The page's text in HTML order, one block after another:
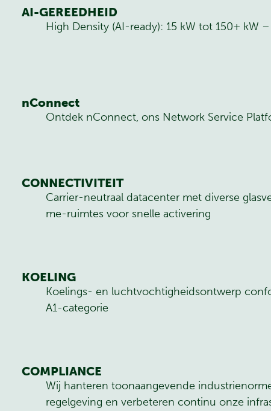
AI-GEREEDHEID
High Density (AI-ready): 15 kW tot 150+ kW
nConnect
Ontdek nConnect, ons Network Service
CONNECTIVITEIT
Carrier-neutraal datacenter met diverse
me-ruimtes voor snelle activering
KOELING
Koelings- en luchtvochtigheidsontwerp
A1-categorie
COMPLIANCE
Wij hanteren toonaangevende
regelgeving en verbeteren continu onze